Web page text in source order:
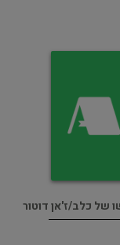
של כלב/ז'אן דוטור